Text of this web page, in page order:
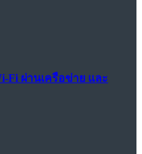
Fi ผ่านเครือข่าย และ